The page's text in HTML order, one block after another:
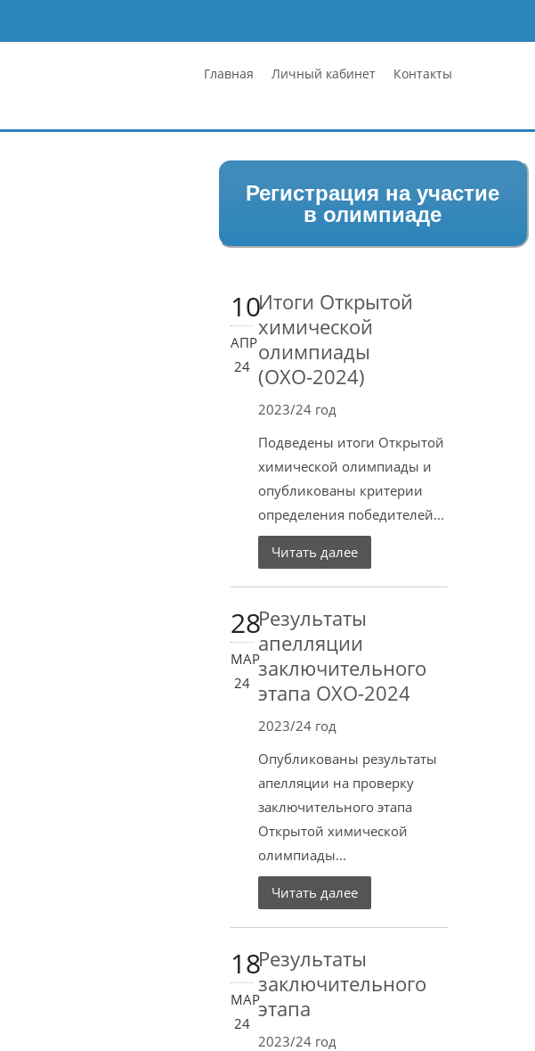
Главная Личный кабинет Контакты
Регистрация на участие
в олимпиаде
10
АПР
24
Итоги Открытой
химической
олимпиады
(ОХО-2024)
2023/24 год
Подведены итоги Открытой
химической олимпиады и
опубликованы критерии
определения победителей...
Читать далее
28
МАР
24
Результаты
апелляции
заключительного
этапа ОХО-2024
2023/24 год
Опубликованы результаты
апелляции на проверку
заключительного этапа
Открытой химической
олимпиады...
Читать далее
18
МАР
24
Результаты
заключительного
этапа
2023/24 год